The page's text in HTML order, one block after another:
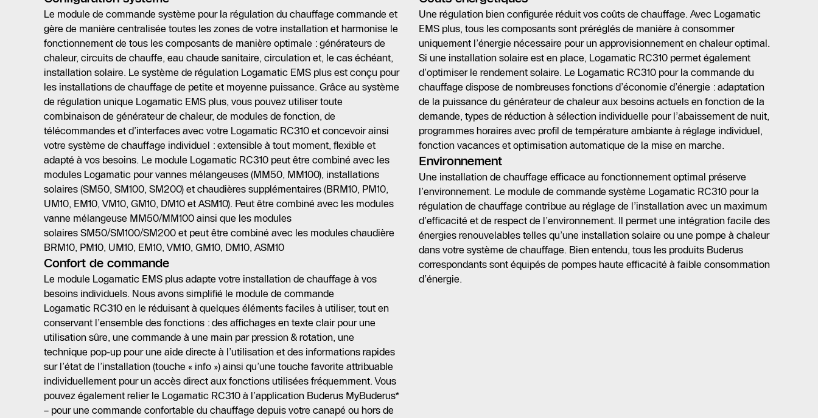
Le module de commande système pour la régulation du chauffage commande et
gère de manière centralisée toutes les zones de votre installation et harmonise le
fonctionnement de tous les composants de manière optimale : générateurs de
chaleur, circuits de chauffe, eau chaude sanitaire, circulation et, le cas échéant,
installation solaire. Le système de régulation Logamatic EMS plus est conçu pour
les installations de chauffage de petite et moyenne puissance. Grâce au système
de régulation unique Logamatic EMS plus, vous pouvez utiliser toute
combinaison de générateur de chaleur, de modules de fonction, de
télécommandes et d’interfaces avec votre Logamatic RC310 et concevoir ainsi
votre système de chauffage individuel : extensible à tout moment, flexible et
adapté à vos besoins. Le module Logamatic RC310 peut être combiné avec les
modules Logamatic pour vannes mélangeuses (MM50, MM100), installations
solaires (SM50, SM100, SM200) et chaudières supplémentaires (BRM10, PM10,
UM10, EM10, VM10, GM10, DM10 et ASM10). Peut être combiné avec les modules
vanne mélangeuse MM50/MM100 ainsi que les modules
solaires SM50/SM100/SM200 et peut être combiné avec les modules chaudière
BRM10, PM10, UM10, EM10, VM10, GM10, DM10, ASM10
Confort de commande
Le module Logamatic EMS plus adapte votre installation de chauffage à vos
besoins individuels. Nous avons simplifié le module de commande
Logamatic RC310 en le réduisant à quelques éléments faciles à utiliser, tout en
conservant l’ensemble des fonctions : des affichages en texte clair pour une
utilisation sûre, une commande à une main par pression & rotation, une
technique pop-up pour une aide directe à l’utilisation et des informations rapides
sur l’état de l’installation (touche « info ») ainsi qu’une touche favorite attribuable
individuellement pour un accès direct aux fonctions utilisées fréquemment. Vous
pouvez également relier le Logamatic RC310 à l’application Buderus MyBuderus*
– pour une commande confortable du chauffage depuis votre canapé ou hors de
Une régulation bien configurée réduit vos coûts de chauffage. Avec Logamatic
EMS plus, tous les composants sont préréglés de manière à consommer
uniquement l’énergie nécessaire pour un approvisionnement en chaleur optimal.
Si une installation solaire est en place, Logamatic RC310 permet également
d’optimiser le rendement solaire. Le Logamatic RC310 pour la commande du
chauffage dispose de nombreuses fonctions d’économie d’énergie : adaptation
de la puissance du générateur de chaleur aux besoins actuels en fonction de la
demande, types de réduction à sélection individuelle pour l’abaissement de nuit,
programmes horaires avec profil de température ambiante à réglage individuel,
fonction vacances et optimisation automatique de la mise en marche.
Environnement
Une installation de chauffage efficace au fonctionnement optimal préserve
l’environnement. Le module de commande système Logamatic RC310 pour la
régulation de chauffage contribue au réglage de l’installation avec un maximum
d’efficacité et de respect de l’environnement. Il permet une intégration facile des
énergies renouvelables telles qu’une installation solaire ou une pompe à chaleur
dans votre système de chauffage. Bien entendu, tous les produits Buderus
correspondants sont équipés de pompes haute efficacité à faible consommation
d’énergie.